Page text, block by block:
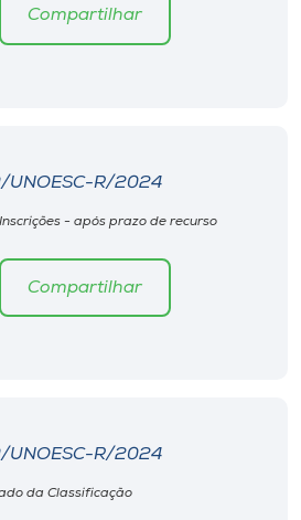
Compartilhar
UNOESC-R/2024
- após prazo de recurso
Compartilhar
UNOESC-R/2024
da Classificação